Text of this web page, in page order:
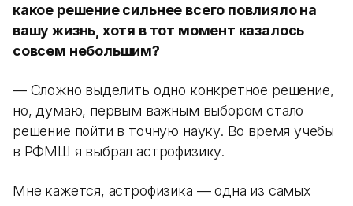
какое решение сильнее всего повлияло на
вашу жизнь, хотя в тот момент казалось
совсем небольшим?
— Сложно выделить одно конкретное решение,
но, думаю, первым важным выбором стало
решение пойти в точную науку. Во время учебы
в РФМШ я выбрал астрофизику.
Мне кажется, астрофизика — одна из самых